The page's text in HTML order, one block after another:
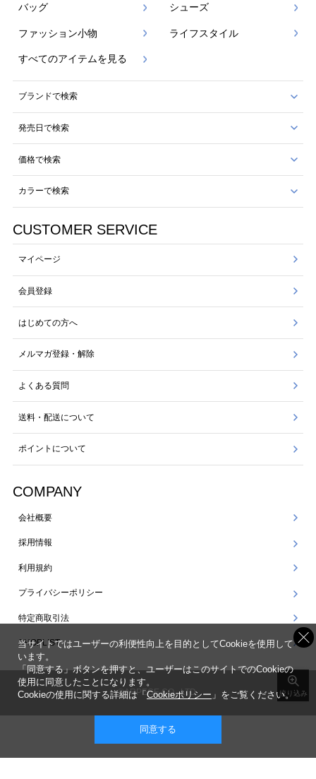
絞り込み
バッグ シューズ
ファッション小物 ライフスタイル
すべてのアイテムを見る
ブランドで検索
発売日で検索
価格で検索
カラーで検索
CUSTOMER SERVICE
マイページ
会員登録
はじめての方へ
メルマガ登録・解除
よくある質問
送料・配送について
ポイントについて
COMPANY
会社概要
採用情報
利用規約
プライバシーポリシー
特定商取引法
SHOPLIST
©ARPEGE CO., LTD.
表示 ： スマートフォン版 |
当サイトではユーザーの利便性向上を目的としてCookieを使用して
います。
「同意する」ボタンを押すと、ユーザーはこのサイトでのCookieの
使用に同意したことになります。
Cookieの使用に関する詳細は「Cookieポリシー 」をご覧ください。
同意する